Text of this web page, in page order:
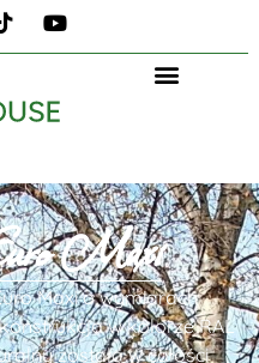
Maxi
Maxi o wymiarach
w kolorze RAL
została w całości